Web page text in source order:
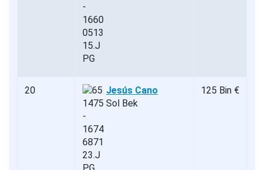
20
Jesús Cano
Sol Bek
125 Bin €